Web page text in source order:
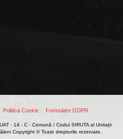
Politica Cookie Formulare GDPR
- 14 - C - Comună / Codul SIRUTA al Unitații
Copyright © Toate drepturile rezervate.